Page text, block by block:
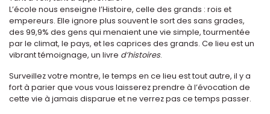
L’école nous enseigne l’Histoire, celle des grands : rois et
empereurs. Elle ignore plus souvent le sort des sans grades,
des 99,9% des gens qui menaient une vie simple, tourmentée
par le climat, le pays, et les caprices des grands. Ce lieu est un
vibrant témoignage, un livre d’histoires.
Surveillez votre montre, le temps en ce lieu est tout autre, il y a
fort à parier que vous vous laisserez prendre à l’évocation de
cette vie à jamais disparue et ne verrez pas ce temps passer.